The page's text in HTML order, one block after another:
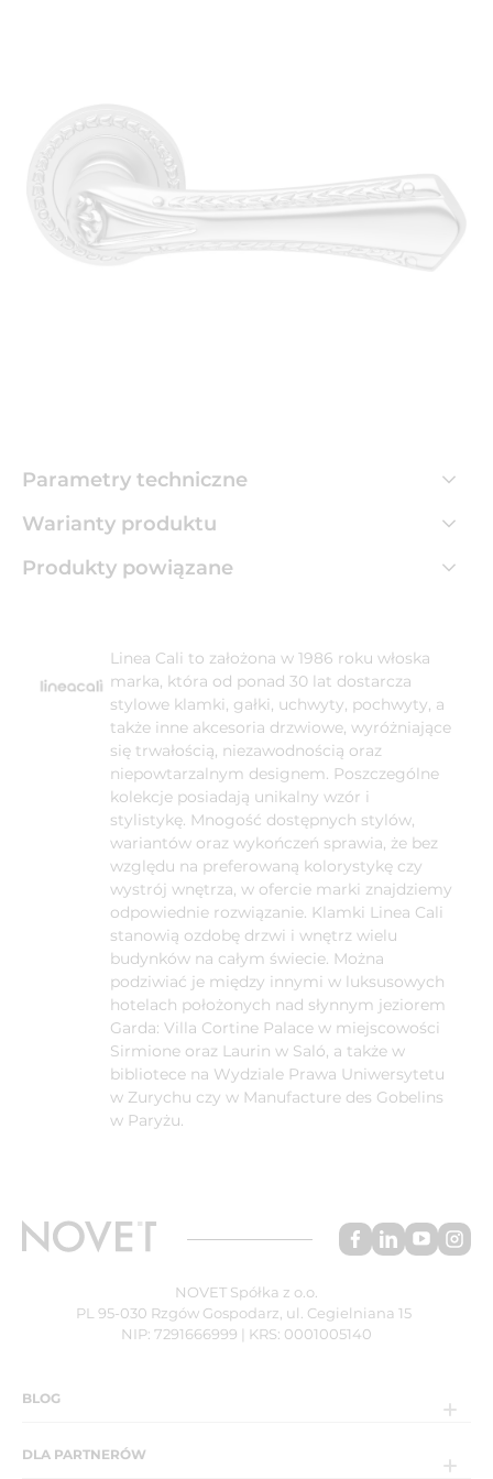
Parametry techniczne
Warianty produktu
Produkty powiązane
Linea Cali to założona w 1986 roku włoska
marka, która od ponad 30 lat dostarcza
stylowe klamki, gałki, uchwyty, pochwyty, a
także inne akcesoria drzwiowe, wyróżniające
się trwałością, niezawodnością oraz
niepowtarzalnym designem. Poszczególne
kolekcje posiadają unikalny wzór i
stylistykę. Mnogość dostępnych stylów,
wariantów oraz wykończeń sprawia, że bez
względu na preferowaną kolorystykę czy
wystrój wnętrza, w ofercie marki znajdziemy
odpowiednie rozwiązanie. Klamki Linea Cali
stanowią ozdobę drzwi i wnętrz wielu
budynków na całym świecie. Można
podziwiać je między innymi w luksusowych
hotelach położonych nad słynnym jeziorem
Garda: Villa Cortine Palace w miejscowości
Sirmione oraz Laurin w Saló, a także w
bibliotece na Wydziale Prawa Uniwersytetu
w Zurychu czy w Manufacture des Gobelins
w Paryżu.
NOVET Spółka z o.o.
PL 95-030 Rzgów Gospodarz, ul. Cegielniana 15
NIP: 7291666999 | KRS: 0001005140
BLOG
DLA PARTNERÓW